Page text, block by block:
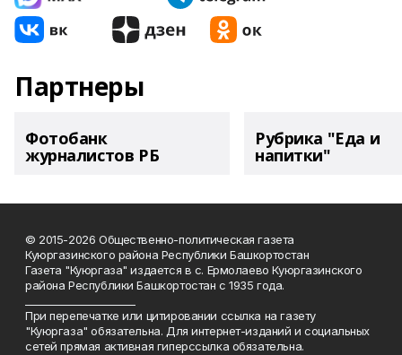
Партнеры
Фотобанк
журналистов РБ
Рубрика "Еда и
напитки"
© 2015-2026 Общественно-политическая газета
Куюргазинского района Республики Башкортостан
Газета "Куюргаза" издается в с. Ермолаево Куюргазинского
района Республики Башкортостан с 1935 года.
При перепечатке или цитировании ссылка на газету
"Куюргаза" обязательна. Для интернет-изданий и социальных
сетей прямая активная гиперссылка обязательна.